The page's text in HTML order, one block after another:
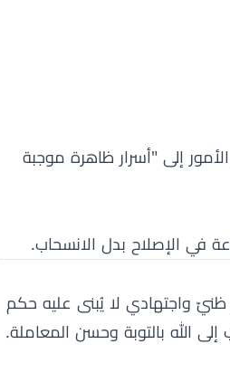
إلى "أسرار ظاهرة موجبة
في الإصلاح بدل الانسحاب.
ظنيّ واجتهادي لا يُبنى عليه حكم
الله بالتوبة وحسن المعاملة.